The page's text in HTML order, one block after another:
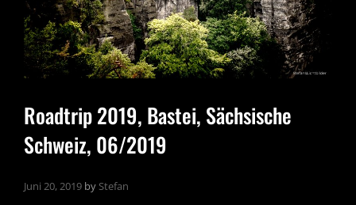
Roadtrip 2019, Bastei, Sächsische
Schweiz, 06/2019
Juni 20, 2019 by Stefan